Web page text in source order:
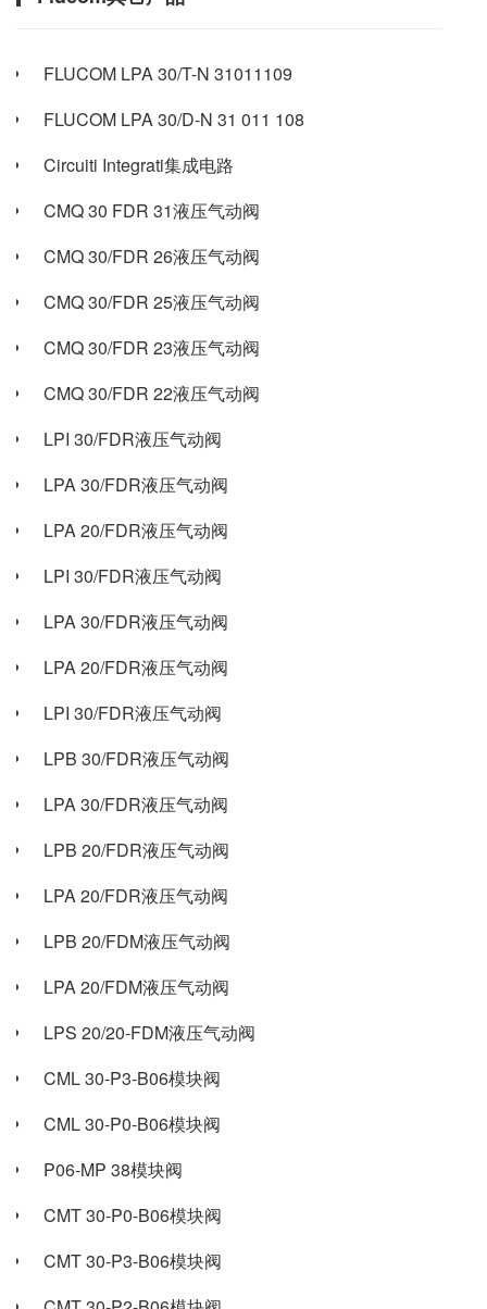
FLUCOM LPA 30/T-N 31011109
FLUCOM LPA 30/D-N 31 011 108
Circuiti Integrati集成电路
CMQ 30 FDR 31液压气动阀
CMQ 30/FDR 26液压气动阀
CMQ 30/FDR 25液压气动阀
CMQ 30/FDR 23液压气动阀
CMQ 30/FDR 22液压气动阀
LPI 30/FDR液压气动阀
LPA 30/FDR液压气动阀
LPA 20/FDR液压气动阀
LPI 30/FDR液压气动阀
LPA 30/FDR液压气动阀
LPA 20/FDR液压气动阀
LPI 30/FDR液压气动阀
LPB 30/FDR液压气动阀
LPA 30/FDR液压气动阀
LPB 20/FDR液压气动阀
LPA 20/FDR液压气动阀
LPB 20/FDM液压气动阀
LPA 20/FDM液压气动阀
LPS 20/20-FDM液压气动阀
CML 30-P3-B06模块阀
CML 30-P0-B06模块阀
P06-MP 38模块阀
CMT 30-P0-B06模块阀
CMT 30-P3-B06模块阀